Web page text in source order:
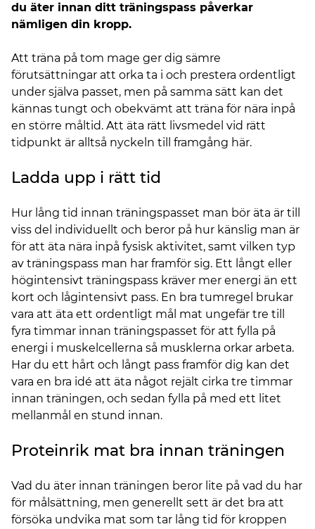
du äter innan ditt träningspass påverkar
nämligen din kropp.
Att träna på tom mage ger dig sämre
förutsättningar att orka ta i och prestera ordentligt
under själva passet, men på samma sätt kan det
kännas tungt och obekvämt att träna för nära inpå
en större måltid. Att äta rätt livsmedel vid rätt
tidpunkt är alltså nyckeln till framgång här.
Ladda upp i rätt tid
Hur lång tid innan träningspasset man bör äta är till
viss del individuellt och beror på hur känslig man är
för att äta nära inpå fysisk aktivitet, samt vilken typ
av träningspass man har framför sig. Ett långt eller
högintensivt träningspass kräver mer energi än ett
kort och lågintensivt pass. En bra tumregel brukar
vara att äta ett ordentligt mål mat ungefär tre till
fyra timmar innan träningspasset för att fylla på
energi i muskelcellerna så musklerna orkar arbeta.
Har du ett hårt och långt pass framför dig kan det
vara en bra idé att äta något rejält cirka tre timmar
innan träningen, och sedan fylla på med ett litet
mellanmål en stund innan.
Proteinrik mat bra innan träningen
Vad du äter innan träningen beror lite på vad du har
för målsättning, men generellt sett är det bra att
försöka undvika mat som tar lång tid för kroppen